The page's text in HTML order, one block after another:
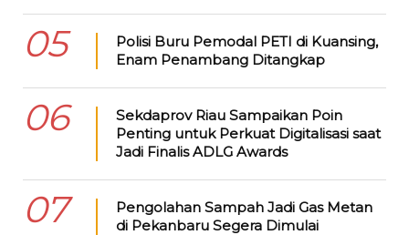
05
Polisi Buru Pemodal PETI di Kuansing,
Enam Penambang Ditangkap
06
Sekdaprov Riau Sampaikan Poin
Penting untuk Perkuat Digitalisasi saat
Jadi Finalis ADLG Awards
07
Pengolahan Sampah Jadi Gas Metan
di Pekanbaru Segera Dimulai